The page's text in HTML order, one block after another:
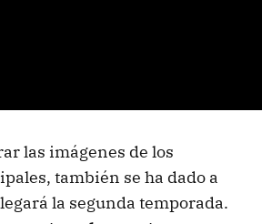
las imágenes de los
también se ha dado a
la segunda temporada.